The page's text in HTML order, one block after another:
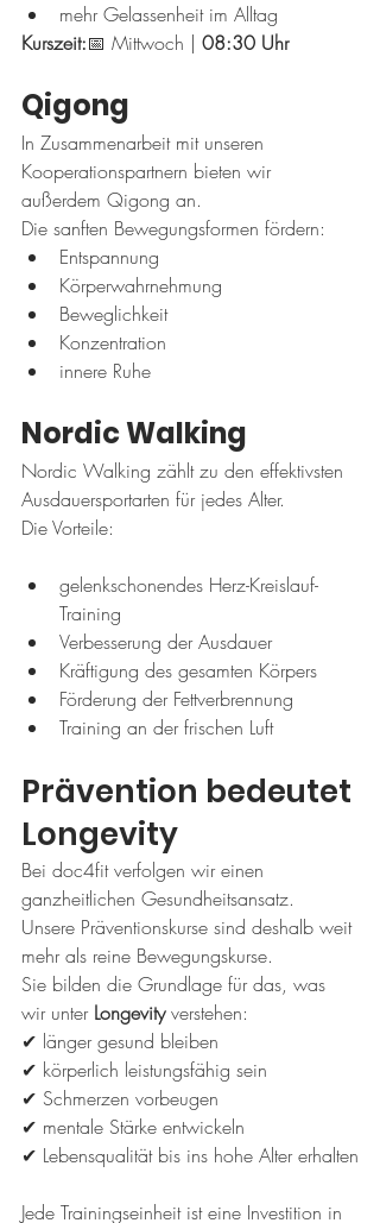
mehr Gelassenheit im Alltag
Kurszeit:📅 Mittwoch | 08:30 Uhr
Qigong
In Zusammenarbeit mit unseren
Kooperationspartnern bieten wir
außerdem Qigong an.
Die sanften Bewegungsformen fördern:
Entspannung
Körperwahrnehmung
Beweglichkeit
Konzentration
innere Ruhe
Nordic Walking
Nordic Walking zählt zu den effektivsten
Ausdauersportarten für jedes Alter.
Die Vorteile:
gelenkschonendes Herz-Kreislauf-
Training
Verbesserung der Ausdauer
Kräftigung des gesamten Körpers
Förderung der Fettverbrennung
Training an der frischen Luft
Prävention bedeutet
Longevity
Bei doc4fit verfolgen wir einen
ganzheitlichen Gesundheitsansatz.
Unsere Präventionskurse sind deshalb weit
mehr als reine Bewegungskurse.
Sie bilden die Grundlage für das, was
wir unter Longevity verstehen:
✔ länger gesund bleiben
✔ körperlich leistungsfähig sein
✔ Schmerzen vorbeugen
✔ mentale Stärke entwickeln
✔ Lebensqualität bis ins hohe Alter erhalten
Jede Trainingseinheit ist eine Investition in